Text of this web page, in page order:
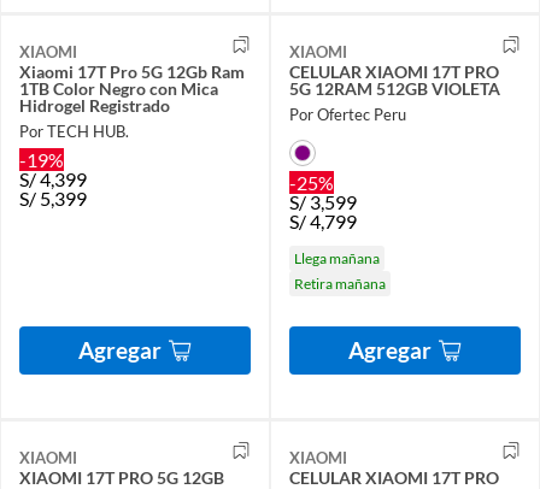
XIAOMI
Xiaomi 17T Pro 5G 12Gb Ram
1TB Color Negro con Mica
Hidrogel Registrado
Por TECH HUB.
-19%
S/4,399
S/ 5,399
Agregar
XIAOMI
CELULAR XIAOMI 17T PRO
5G 12RAM 512GB VIOLETA
Por Ofertec Peru
-25%
S/3,599
S/4,799
Llega mañana
Retira mañana
Agregar
XIAOMI
XIAOMI 17T PRO 5G 12GB
XIAOMI
CELULAR XIAOMI 17T PRO